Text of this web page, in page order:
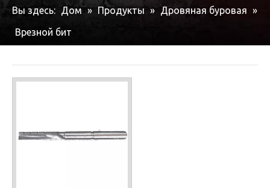
Вы здесь: Дом » Продукты » Дровяная буровая »
Врезной бит